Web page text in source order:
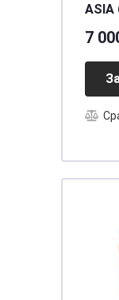
ASIA
[D26]
7